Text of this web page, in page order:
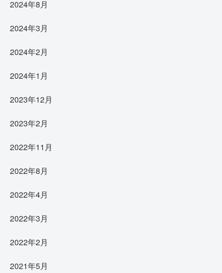
2024年8月
2024年3月
2024年2月
2024年1月
2023年12月
2023年2月
2022年11月
2022年8月
2022年4月
2022年3月
2022年2月
2021年5月